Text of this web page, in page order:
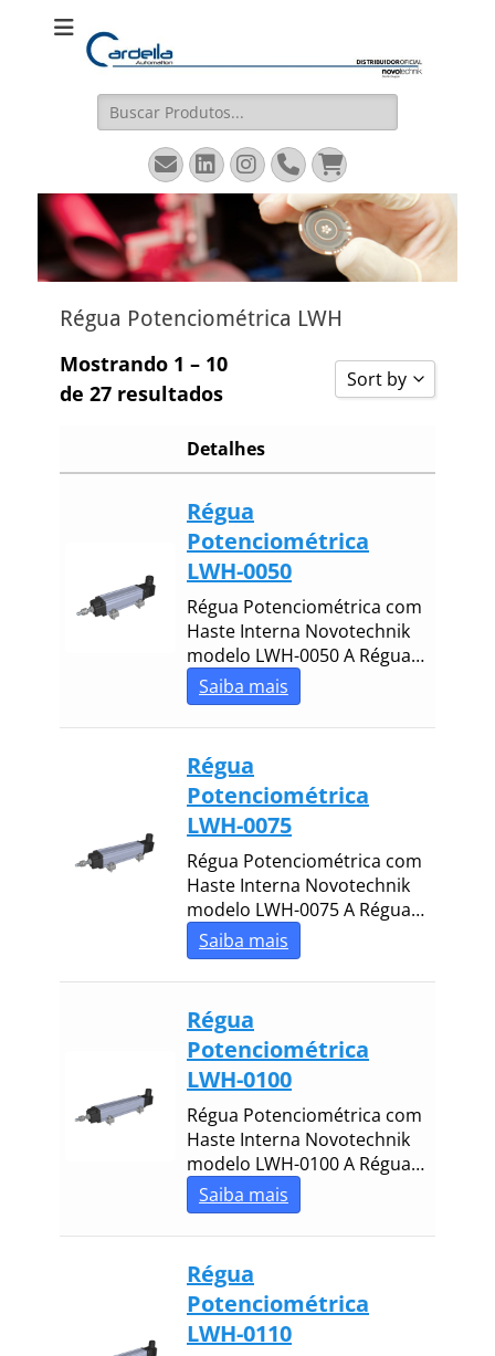
Automation
Distribuidor Oficial Novotechnik
Pesquisar
por:
EmailLinkedIn
Instagram
FoneCarrinho
Régua Potenciométrica LWH
Mostrando 1 – 10
de 27 resultados
Sort by
Classificar por
Classificar por
Detalhes
Régua
Potenciométrica
LWH-0050
Régua Potenciométrica com
Haste Interna Novotechnik
modelo LWH-0050 A Régua…
Saiba mais
Régua
Potenciométrica
LWH-0075
Régua Potenciométrica com
Haste Interna Novotechnik
modelo LWH-0075 A Régua…
Saiba mais
Régua
Potenciométrica
LWH-0100
Régua Potenciométrica com
Haste Interna Novotechnik
modelo LWH-0100 A Régua…
Saiba mais
Régua
Potenciométrica
LWH-0110